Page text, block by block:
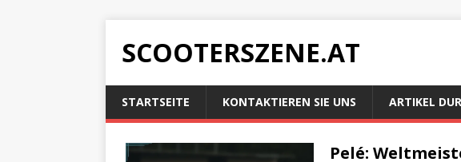
SCOOTERSZENE.AT
STARTSEITE KONTAKTIEREN SIE UNS ARTIKEL
Pelé: